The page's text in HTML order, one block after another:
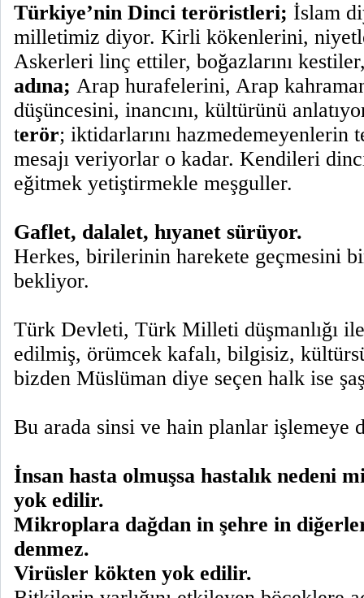
Türkiye’nin Dinci teröristleri; İslam
milletimiz diyor. Kirli kökenlerini,
Askerleri linç ettiler, boğazlarını
adına; Arap hurafelerini, Arap
düşüncesini, inancını, kültürünü
terör; iktidarlarını hazmedemeyenlerin
mesajı veriyorlar o kadar. Kendileri
eğitmek yetiştirmekle meşguller.
Gaflet, dalalet, hıyanet sürüyor.
Herkes, birilerinin harekete geçmesini
bekliyor.
Türk Devleti, Türk Milleti düşmanlığı
edilmiş, örümcek kafalı, bilgisiz,
bizden Müslüman diye seçen halk ise
Bu arada sinsi ve hain planlar işlemeye
İnsan hasta olmuşsa hastalık nedeni
yok edilir.
Mikroplara dağdan in şehre in
denmez.
Virüsler kökten yok edilir.